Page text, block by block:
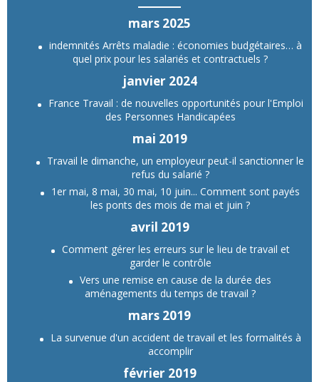
mars 2025
indemnités Arrêts maladie : économies budgétaires… à
quel prix pour les salariés et contractuels ?
janvier 2024
France Travail : de nouvelles opportunités pour l'Emploi
des Personnes Handicapées
mai 2019
Travail le dimanche, un employeur peut-il sanctionner le
refus du salarié ?
1er mai, 8 mai, 30 mai, 10 juin... Comment sont payés
les ponts des mois de mai et juin ?
avril 2019
Comment gérer les erreurs sur le lieu de travail et
garder le contrôle
Vers une remise en cause de la durée des
aménagements du temps de travail ?
mars 2019
La survenue d'un accident de travail et les formalités à
accomplir
février 2019